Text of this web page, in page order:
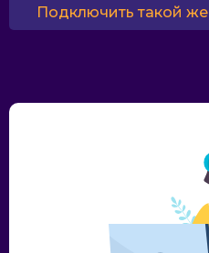
Подключить такой же